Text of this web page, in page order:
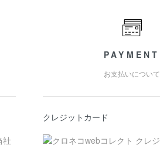
社
PAYMENT
お支払いについて
クレジットカード